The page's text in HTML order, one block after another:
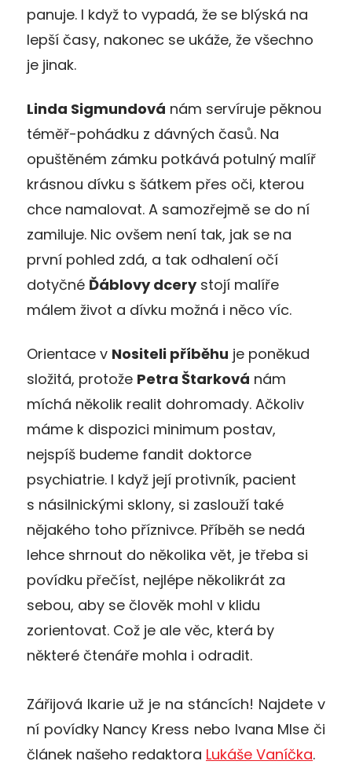
panuje. I když to vypadá, že se blýská na
lepší časy, nakonec se ukáže, že všechno
je jinak.
Linda Sigmundová nám servíruje pěknou
téměř-pohádku z dávných časů. Na
opuštěném zámku potkává potulný malíř
krásnou dívku s šátkem přes oči, kterou
chce namalovat. A samozřejmě se do ní
zamiluje. Nic ovšem není tak, jak se na
první pohled zdá, a tak odhalení očí
dotyčné Ďáblovy dcerystojí malíře
málem život a dívku možná i něco víc.
Orientace v Nositeli příběhu je poněkud
složitá, protože Petra Štarková nám
míchá několik realit dohromady. Ačkoliv
máme k dispozici minimum postav,
nejspíš budeme fandit doktorce
psychiatrie. I když její protivník, pacient
s násilnickými sklony, si zaslouží také
nějakého toho příznivce. Příběh se nedá
lehce shrnout do několika vět, je třeba si
povídku přečíst, nejlépe několikrát za
sebou, aby se člověk mohl v klidu
zorientovat. Což je ale věc, která by
některé čtenáře mohla i odradit.
Zářijová Ikarie už je na stáncích! Najdete v
ní povídky Nancy Kress nebo Ivana Mlse či
článek našeho redaktora Lukáše Vaníčka.